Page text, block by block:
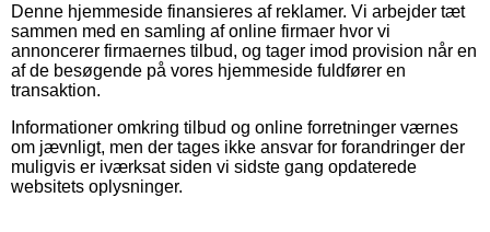
Denne hjemmeside finansieres af reklamer. Vi arbejder tæt
sammen med en samling af online firmaer hvor vi
annoncerer firmaernes tilbud, og tager imod provision når en
af de besøgende på vores hjemmeside fuldfører en
transaktion.
Informationer omkring tilbud og online forretninger værnes
om jævnligt, men der tages ikke ansvar for forandringer der
muligvis er iværksat siden vi sidste gang opdaterede
websitets oplysninger.